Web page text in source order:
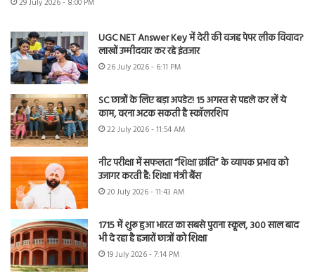
29 July 2026 - 8:00 PM
UGC NET Answer Key में देरी की वजह पेपर लीक विवाद?
लाखों उम्मीदवार कर रहे इंतजार
26 July 2026 - 6:11 PM
SC छात्रों के लिए बड़ा अपडेट! 15 अगस्त से पहले कर लें ये
काम, वरना अटक सकती है स्कॉलरशिप
22 July 2026 - 11:54 AM
नीट परीक्षा में सफलता “शिक्षा क्रांति” के व्यापक प्रभाव को
उजागर करती है: शिक्षा मंत्री बैंस
20 July 2026 - 11:43 AM
1715 में शुरू हुआ भारत का सबसे पुराना स्कूल, 300 साल बाद
भी दे रहा है हजारों छात्रों को शिक्षा
19 July 2026 - 7:14 PM